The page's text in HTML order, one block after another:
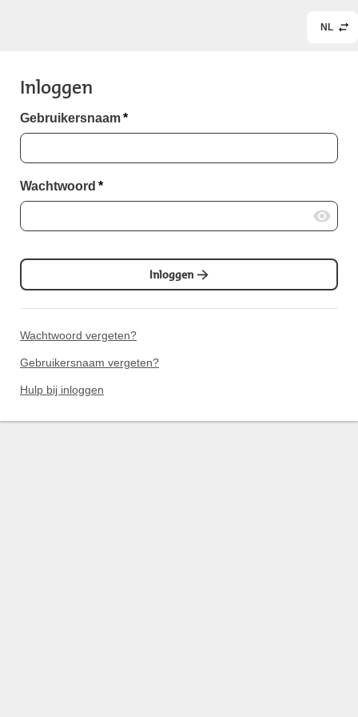
NL
Inloggen
Gebruikersnaam*
Wachtwoord *
Inloggen
Wachtwoord vergeten?
Gebruikersnaam vergeten?
Hulp bij inloggen